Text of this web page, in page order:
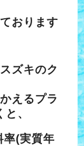
おります
ズキのク
えるプラ
、
率(実質年